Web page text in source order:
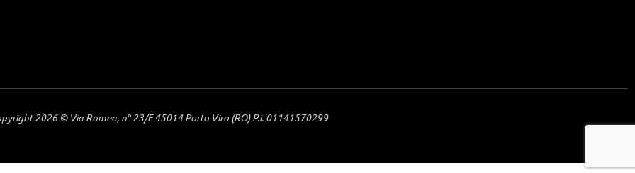
2026 © Via Romea, n° 23/F 45014 Porto Viro (RO) P.i. 01141570299